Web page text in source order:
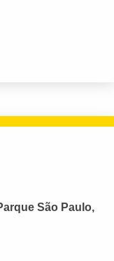
São Paulo,